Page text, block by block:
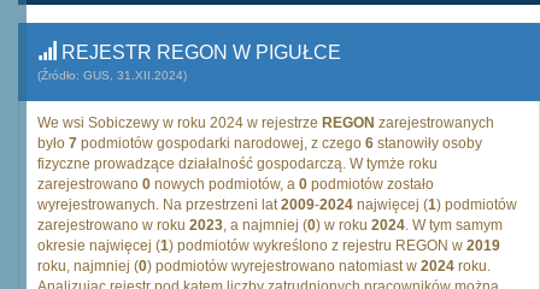
REJESTR REGON W PIGUŁCE
(Źródło: GUS, 31.XII.2024)
We wsi Sobiczewy w roku 2024 w rejestrze REGON zarejestrowanych
było 7 podmiotów gospodarki narodowej, z czego 6 stanowiły osoby
fizyczne prowadzące działalność gospodarczą. W tymże roku
zarejestrowano 0 nowych podmiotów, a 0 podmiotów zostało
wyrejestrowanych. Na przestrzeni lat2009-2024 najwięcej (1) podmiotów
zarejestrowano w roku 2023, a najmniej (0) w roku 2024. W tym samym
okresie najwięcej (1) podmiotów wykreślono z rejestru REGON w 2019
roku, najmniej (0) podmiotów wyrejestrowano natomiast w 2024 roku.